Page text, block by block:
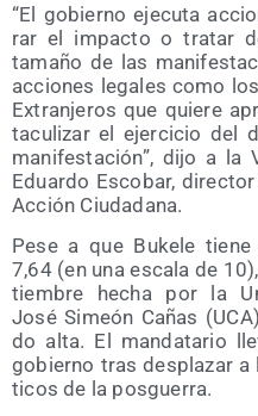
“El gobierno eje­cu­ta
rar el impac­to o tra­tar
tama­ño de las
accio­nes lega­les como
Extran­je­ros que quie­re
ta­cu­li­zar el ejer­ci­cio del
mani­fes­ta­ción”, dijo a la
Eduar­do Esco­bar,
Acción Ciudadana.
Pese a que Buke­le
7,64 (en una esca­la de
tiem­bre hecha por la
José Simeón Cañas
do alta. El man­da­ta­rio
gobierno tras des­pla­zar
ti­cos de la posguerra.